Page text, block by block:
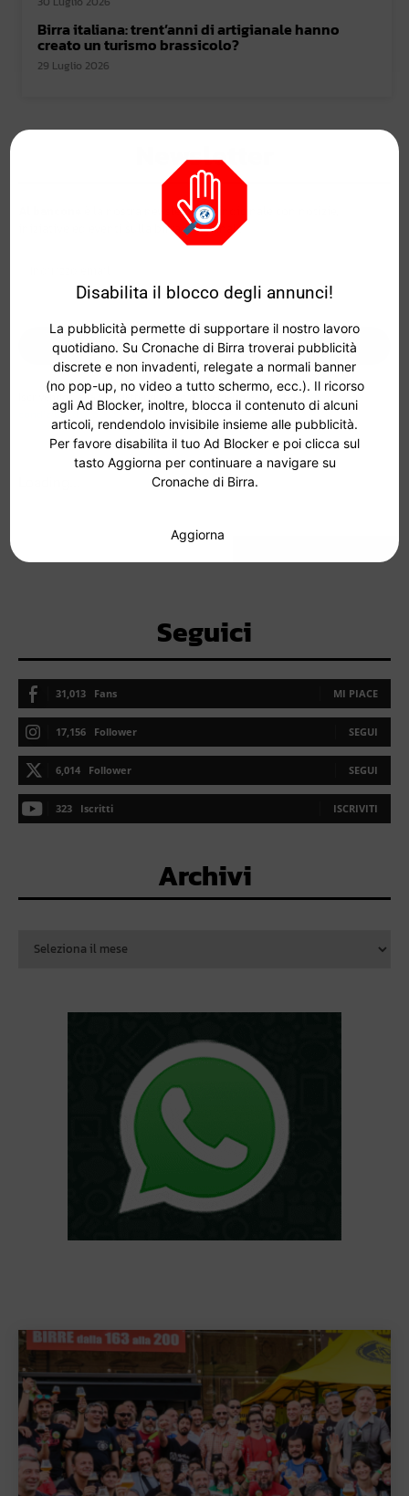
Birra italiana: trent’anni di artigianale hanno
creato un turismo brassicolo?
29 Luglio 2026
Newsletter
è la nostra newsletter quindicinale con notizie,
iniziative ed eventi sulla birra artigianale.
ISCRIVITI
Iscrivendoti alla newsletter dichiari di aver letto e accettare i termini e le
condizioni d'uso.
Seguici
31,013 Fans MI PIACE
17,156 Follower SEGUI
6,014 Follower SEGUI
323 Iscritti ISCRIVITI
Archivi
Disabilita il blocco degli annunci!
La pubblicità permette di supportare il nostro lavoro
quotidiano. Su Cronache di Birra troverai pubblicità
discrete e non invadenti, relegate a normali banner
(no pop-up, no video a tutto schermo, ecc.). Il ricorso
agli Ad Blocker, inoltre, blocca il contenuto di alcuni
articoli, rendendolo invisibile insieme alle pubblicità.
Per favore disabilita il tuo Ad Blocker e poi clicca sul
tasto Aggiorna per continuare a navigare su
Cronache di Birra.
Aggiorna